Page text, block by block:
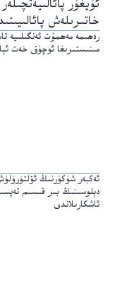
ئۇيغۇر
خاتىرىلەش
رەھىمە مەھمۇت ئەنگىلىيە
مىنىستىرىغا ئوچۇق خەت
ئەكبەر شۈكۈرنىڭ
دېلوسىنىڭ بىر قىسىم
ئاشكارىلاندى